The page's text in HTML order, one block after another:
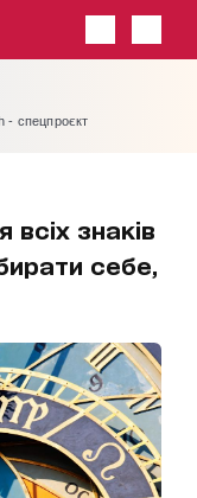
- спецпроєкт
знаків
себе,